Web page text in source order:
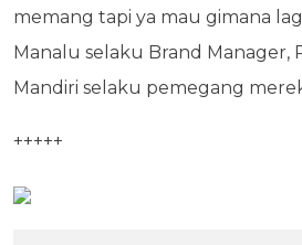
memang tapi ya mau gimana
Manalu selaku Brand Manager,
Mandiri selaku pemegang
+++++